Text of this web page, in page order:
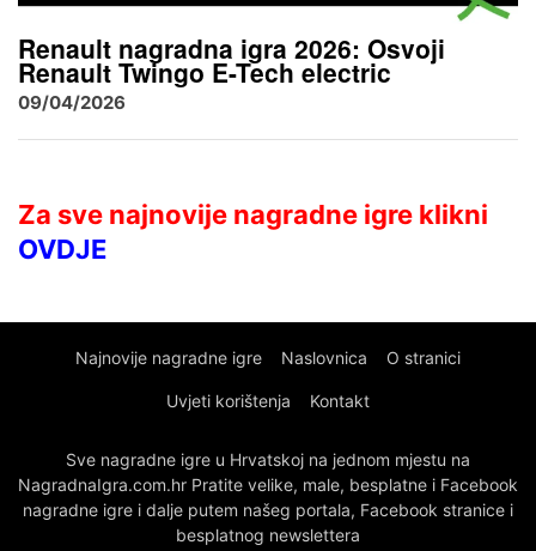
Renault nagradna igra 2026: Osvoji
Renault Twingo E-Tech electric
09/04/2026
Za sve najnovije nagradne igre klikni
OVDJE
Najnovije nagradne igre Naslovnica O stranici
Uvjeti korištenja Kontakt
Sve nagradne igre u Hrvatskoj na jednom mjestu na
NagradnaIgra.com.hr Pratite velike, male, besplatne i Facebook
nagradne igre i dalje putem našeg portala, Facebook stranice i
besplatnog newslettera